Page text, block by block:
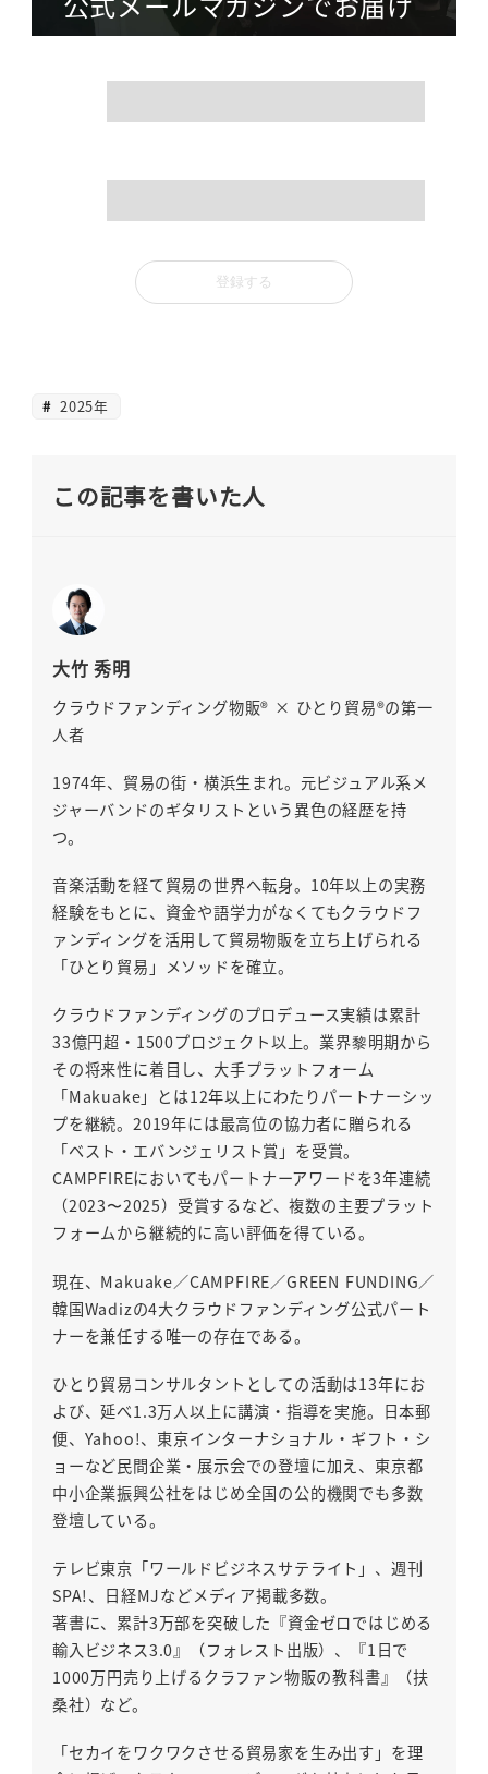
2025年
この記事を書いた人
大竹 秀明
クラウドファンディング物販® × ひとり貿易®の第一
人者
1974年、貿易の街・横浜生まれ。元ビジュアル系メ
ジャーバンドのギタリストという異色の経歴を持
つ。
音楽活動を経て貿易の世界へ転身。10年以上の実務
経験をもとに、資金や語学力がなくてもクラウドフ
ァンディングを活用して貿易物販を立ち上げられる
「ひとり貿易」メソッドを確立。
クラウドファンディングのプロデュース実績は累計
33億円超・1500プロジェクト以上。業界黎明期から
その将来性に着目し、大手プラットフォーム
「Makuake」とは12年以上にわたりパートナーシッ
プを継続。2019年には最高位の協力者に贈られる
「ベスト・エバンジェリスト賞」を受賞。
CAMPFIREにおいてもパートナーアワードを3年連続
（2023〜2025）受賞するなど、複数の主要プラット
フォームから継続的に高い評価を得ている。
現在、Makuake／CAMPFIRE／GREEN FUNDING／
韓国Wadizの4大クラウドファンディング公式パート
ナーを兼任する唯一の存在である。
ひとり貿易コンサルタントとしての活動は13年にお
よび、延べ1.3万人以上に講演・指導を実施。日本郵
便、Yahoo!、東京インターナショナル・ギフト・シ
ョーなど民間企業・展示会での登壇に加え、東京都
中小企業振興公社をはじめ全国の公的機関でも多数
登壇している。
テレビ東京「ワールドビジネスサテライト」、週刊
SPA!、日経MJなどメディア掲載多数。
著書に、累計3万部を突破した『資金ゼロではじめる
輸入ビジネス3.0』（フォレスト出版）、『1日で
1000万円売り上げるクラファン物販の教科書』（扶
桑社）など。
「セカイをワクワクさせる貿易家を生み出す」を理